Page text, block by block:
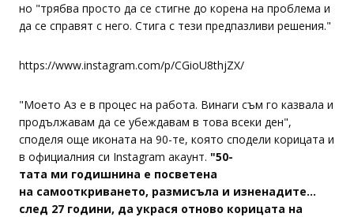
но "трябва просто да се стигне до корена на проблема и
да се справят с него. Стига с тези предпазливи решения."
https://www.instagram.com/p/CGioU8thjZX/
"Моето Аз е в процес на работа. Винаги съм го казвала и
продължавам да се убеждавам в това всеки ден",
споделя още иконата на 90-те, която сподели корицата и
в официалния си Instagram акаунт. "50-
тата ми годишнина е посветена
на самооткриването, размисъла и изненадите...
след 27 години, да украся отново корицата на